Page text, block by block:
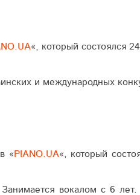
«, который состоялся
и между­народ­ных
«PIANO.UA«, который
вокалом с 6 лет.